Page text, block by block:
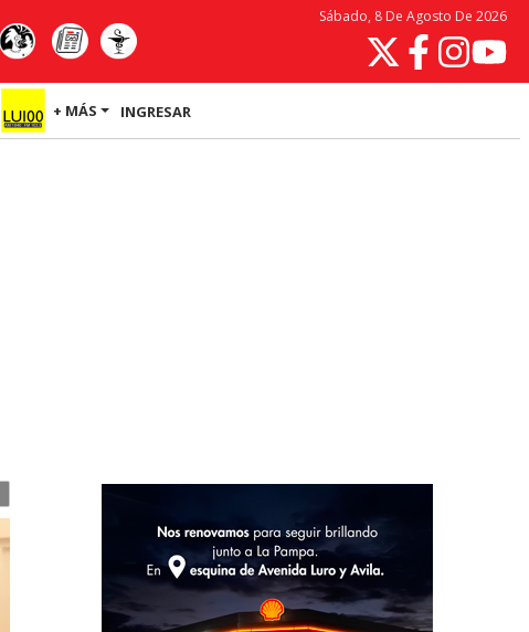
Sábado, 8 De Agosto De 2026
+ MÁS INGRESAR